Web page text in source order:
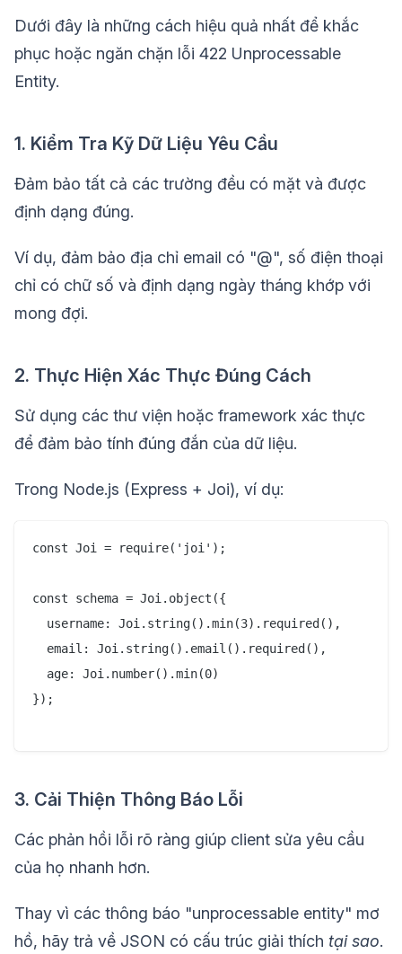
Dưới đây là những cách hiệu quả nhất để khắc
phục hoặc ngăn chặn lỗi 422 Unprocessable
Entity.
1. Kiểm Tra Kỹ Dữ Liệu Yêu Cầu
Đảm bảo tất cả các trường đều có mặt và được
định dạng đúng.
Ví dụ, đảm bảo địa chỉ email có "@", số điện thoại
chỉ có chữ số và định dạng ngày tháng khớp với
mong đợi.
2. Thực Hiện Xác Thực Đúng Cách
Sử dụng các thư viện hoặc framework xác thực
để đảm bảo tính đúng đắn của dữ liệu.
Trong Node.js (Express + Joi), ví dụ:
const Joi = require('joi');
const schema = Joi.object({
  username: Joi.string().min(3).required(),
  email: Joi.string().email().required(),
  age: Joi.number().min(0)
});
3. Cải Thiện Thông Báo Lỗi
Các phản hồi lỗi rõ ràng giúp client sửa yêu cầu
của họ nhanh hơn.
Thay vì các thông báo "unprocessable entity" mơ
hồ, hãy trả về JSON có cấu trúc giải thích tại sao.